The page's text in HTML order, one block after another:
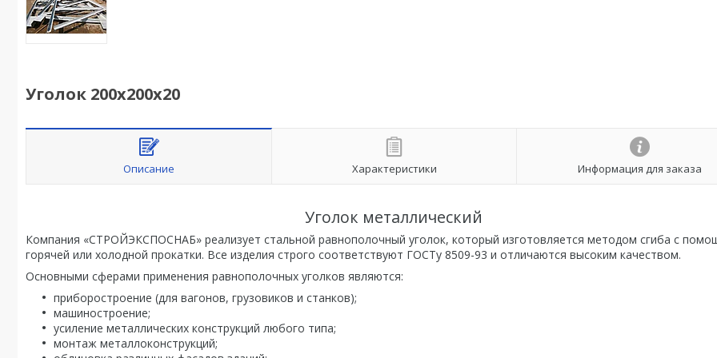
Уголок 200х200х20
Описание Характеристики Информация для заказа
Уголок металлический
Компания «СТРОЙЭКСПОСНАБ» реализует стальной равнополочный уголок, который изготовляется методом сгиба с
горячей или холодной прокатки. Все изделия строго соответствуют ГОСТу 8509-93 и отличаются высоким качеством.
Основными сферами применения равнополочных уголков являются:
приборостроение (для вагонов, грузовиков и станков);
машиностроение;
усиление металлических конструкций любого типа;
монтаж металлоконструкций;